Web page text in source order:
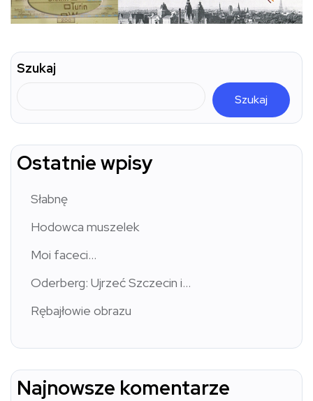
Szukaj
Szukaj
Ostatnie wpisy
Słabnę
Hodowca muszelek
Moi faceci…
Oderberg: Ujrzeć Szczecin i…
Rębajłowie obrazu
Najnowsze komentarze